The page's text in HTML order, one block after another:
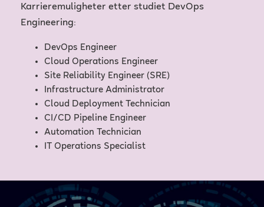
Karrieremuligheter etter studiet DevOps
Engineering:
DevOps Engineer
Cloud Operations Engineer
Site Reliability Engineer (SRE)
Infrastructure Administrator
Cloud Deployment Technician
CI/CD Pipeline Engineer
Automation Technician
IT Operations Specialist